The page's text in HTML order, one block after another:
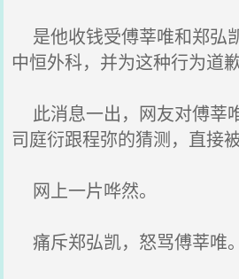
是他收钱受傅莘唯和郑弘
中恒外科，并为这种行为道歉
此消息一出，网友对傅莘
司庭衍跟程弥的猜测，直接被
网上一片哗然。
痛斥郑弘凯，怒骂傅莘唯。